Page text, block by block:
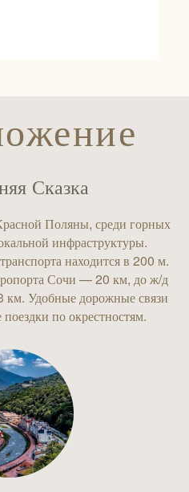
Сказка
Поляны, среди горных
инфраструктуры.
находится в 200 м.
Сочи — 20 км, до ж/д
Удобные дорожные связи
по окрестностям.